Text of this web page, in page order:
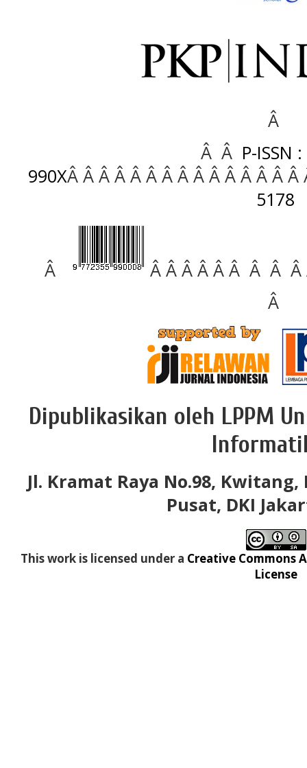
Â
Â Â P-ISSN
990XÂ Â Â Â Â Â Â Â Â Â Â Â Â Â
5178
Â
Â Â Â Â Â Â Â Â
Â
Dipublikasikan oleh LPPM
Jl. Kramat Raya No.98,
Pusat, DKI
This work is licensed under a Creative Commons
License